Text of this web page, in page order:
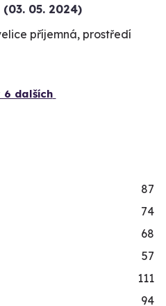
(03. 05. 2024)
příjemná, prostředí
dalších
87
74
68
57
111
94